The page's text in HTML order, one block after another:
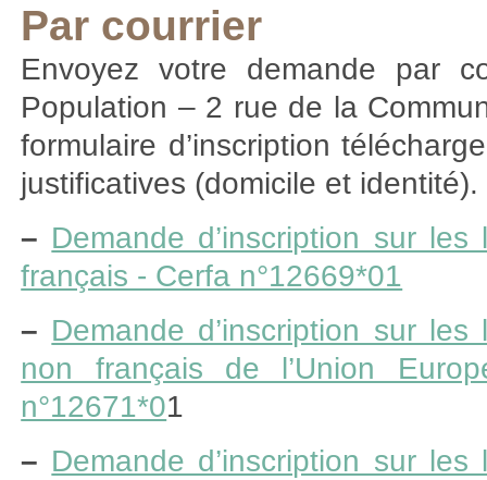
Par courrier
Envoyez votre demande par
Population – 2 rue de la
formulaire d’inscription
justificatives (domicile et identité).
– Demande d’inscription sur
français - Cerfa n°12669*01
– Demande d’inscription sur
non français de l’Union
n°12671*01
– Demande d’inscription sur